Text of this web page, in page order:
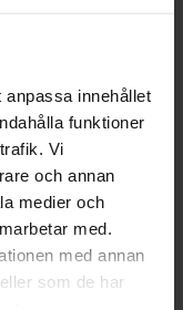
innehållet
funktioner
Vi
och annan
medier och
med.
med annan
som de har